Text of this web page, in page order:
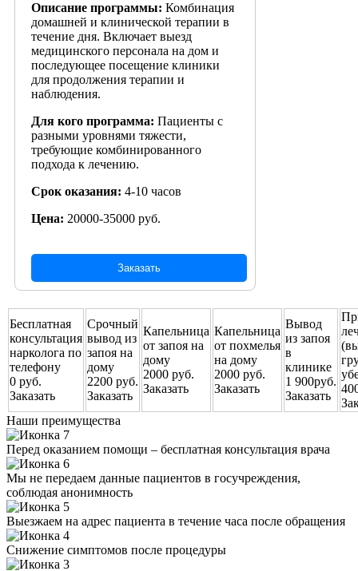
Описание программы: Комбинация
домашней и клинической терапии в
течение дня. Включает выезд
медицинского персонала на дом и
последующее посещение клиники
для продолжения терапии и
наблюдения.
Для кого программа: Пациенты с
разными уровнями тяжести,
требующие комбинированного
подхода к лечению.
Срок оказания: 4-10 часов
Цена: 20000-35000 руб.
Заказать
Бесплатная
консультация
нарколога по
телефону
0 руб.
Заказать
Срочный
вывод из
запоя на
дому
2200 руб.
Заказать
Капельница
от запоя на
дому
2000 руб.
Заказать
Капельница
от похмелья
на дому
2000 руб.
Заказать
Вывод
из запоя
в
клинике
1 900руб.
Заказать
Наши преимущества
Перед оказанием помощи – бесплатная консультация врача
Мы не передаем данные пациентов в госучреждения,
соблюдая анонимность
Выезжаем на адрес пациента в течение часа после обращения
Снижение симптомов после процедуры